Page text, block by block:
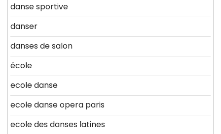
danse sportive
danser
danses de salon
école
ecole danse
ecole danse opera paris
ecole des danses latines